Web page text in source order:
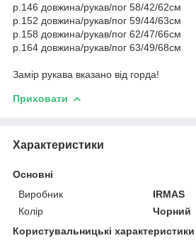
р.146 довжина/рукав/пог 58/42/62см
р.152 довжина/рукав/пог 59/44/63см
р.158 довжина/рукав/пог 62/47/66см
р.164 довжина/рукав/пог 63/49/68см
Замір рукава вказано від горда!
Приховати
Характеристики
Основні
Виробник
IRMAS
Колір
Чорний
Користувальницькі характеристики